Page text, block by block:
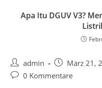
Apa Itu DGUV V3?
Beitrags-
Autor:
admin
Beitrag
veröffentlicht:
März 21,
Beitrags-
0 Kommentare